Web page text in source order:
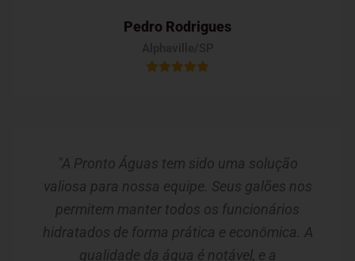
Pedro Rodrigues
"A Pronto Águas tem sido uma solução
valiosa para nossa equipe. Seus galões nos
permitem manter todos os funcionários
hidratados de forma prática e econômica. A
qualidade da água é notável, e a